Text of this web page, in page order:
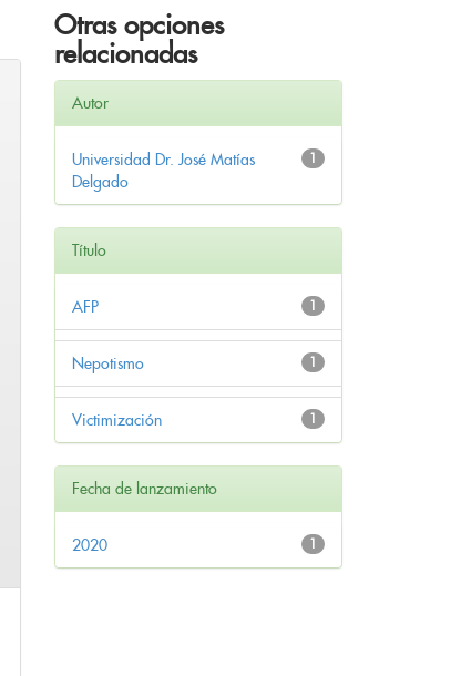
Otras opciones
relacionadas
Autor
1
Universidad Dr. José Matías
Delgado
Título
1
AFP
1
Nepotismo
1
Victimización
Fecha de lanzamiento
1
2020